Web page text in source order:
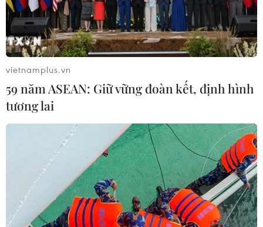
vietnamplus.vn
59 năm ASEAN: Giữ vững đoàn kết, định hình
tương lai